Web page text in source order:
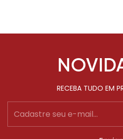
RECEBA TUDO EM